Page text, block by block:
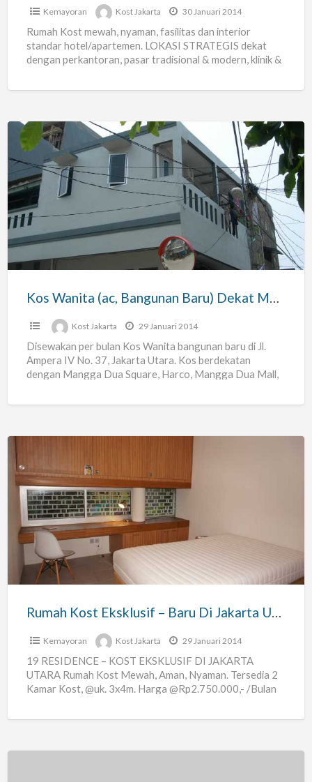
Kemayoran Kost Jakarta 30 Januari 2014
Rumah Kost mewah, nyaman, fasilitas dan interior
standar hotel/apartemen. LOKASI STRATEGIS dekat
dengan perkantoran, pasar tradisional & modern, klinik &
Kos
Wanita
(ac,
Bangunan
Baru)
Dekat
Mangga
Square.
Kos Wanita (ac, Bangunan Baru) Dekat Mangga Dua Square.
Kost Jakarta 29 Januari 2014
Disewakan per bulan Kos Wanita bangunan baru di Jl.
Ampera IV No. 37, Jakarta Utara. Kos berdekatan
dengan Mangga Dua Square, Harco, Mangga Dua Mall,
Rumah
Kost
Eksklusif
Baru
Jakarta
Rumah Kost Eksklusif – Baru Di Jakarta Utara
Kemayoran Kost Jakarta 29 Januari 2014
19 RESIDENCE – KOST EKSKLUSIF DI JAKARTA
UTARA Rumah Kost Mewah, Aman, Nyaman. Tersedia 2
Kamar Kost, @uk. 3x4m. Harga @Rp2.750.000,- /Bulan